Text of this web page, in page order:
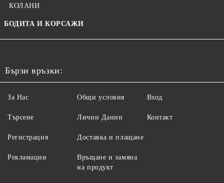
КОЛАНИ
БОДИТА И КОРСАЖИ
Бързи връзки:
За Нас
Търсене
Регистрация
Рекламации
Общи условия
Лични Данни
Доставка и плащане
Връщане и замяна
на продукт
Вход
Контакт